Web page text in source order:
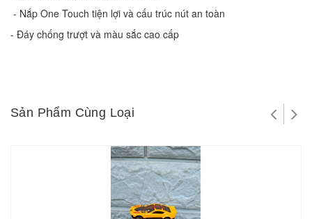
- Nắp One Touch tiện lợi và cấu trúc nút an toàn
- Đáy chống trượt và màu sắc cao cấp
Sản Phẩm Cùng Loại